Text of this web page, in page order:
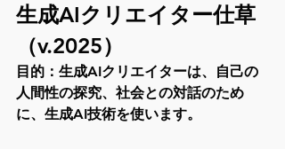
生成AIクリエイター仕草
（v.2025）
目的：生成AIクリエイターは、自己の
人間性の探究、社会との対話のため
に、生成AI技術を使います。